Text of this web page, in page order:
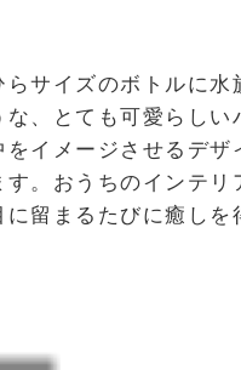
らサイズのボトルに水
な、とても可愛らしい
をイメージさせるデザ
す。おうちのインテリ
に留まるたびに癒しを